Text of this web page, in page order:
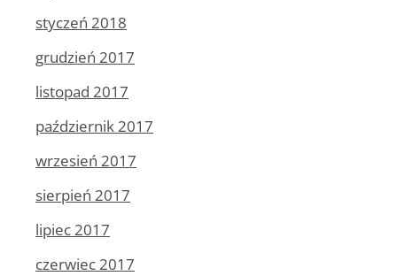
styczeń 2018
grudzień 2017
listopad 2017
październik 2017
wrzesień 2017
sierpień 2017
lipiec 2017
czerwiec 2017